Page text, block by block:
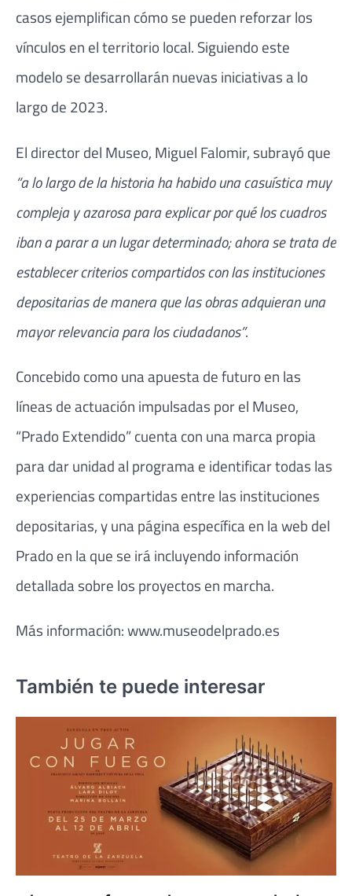
casos ejemplifican cómo se pueden reforzar los
vínculos en el territorio local. Siguiendo este
modelo se desarrollarán nuevas iniciativas a lo
largo de 2023.
El director del Museo, Miguel Falomir, subrayó que
“a lo largo de la historia ha habido una casuística muy
compleja y azarosa para explicar por qué los cuadros
iban a parar a un lugar determinado; ahora se trata de
establecer criterios compartidos con las instituciones
depositarias de manera que las obras adquieran una
mayor relevancia para los ciudadanos”.
Concebido como una apuesta de futuro en las
líneas de actuación impulsadas por el Museo,
“Prado Extendido” cuenta con una marca propia
para dar unidad al programa e identificar todas las
experiencias compartidas entre las instituciones
depositarias, y una página específica en la web del
Prado en la que se irá incluyendo información
detallada sobre los proyectos en marcha.
Más información: www.museodelprado.es
También te puede interesar